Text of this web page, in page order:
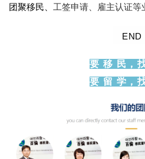
团聚移民、 工签申请、雇主认证等
END
要 移 民，
要 留 学，